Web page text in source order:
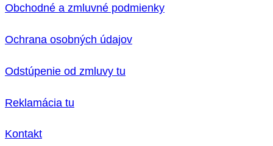
Obchodné a zmluvné podmienky
Ochrana osobných údajov
Odstúpenie od zmluvy tu
Reklamácia tu
Kontakt